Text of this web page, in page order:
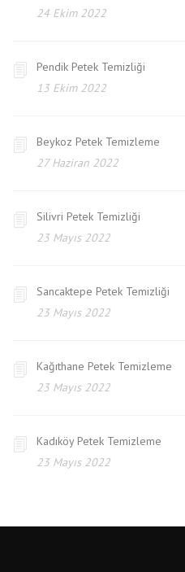
24 Ekim 2022
Pendik Petek Temizliği
13 Ekim 2022
Beykoz Petek Temizleme
27 Haziran 2022
Silivri Petek Temizliği
23 Mayıs 2022
Sancaktepe Petek Temizliği
23 Mayıs 2022
Kağıthane Petek Temizleme
23 Mayıs 2022
Kadıköy Petek Temizleme
23 Mayıs 2022